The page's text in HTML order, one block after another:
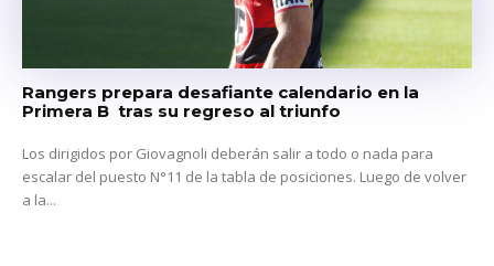
Rangers prepara desafiante calendario en la
Primera B tras su regreso al triunfo
Los dirigidos por Giovagnoli deberán salir a todo o nada para
escalar del puesto N°11 de la tabla de posiciones. Luego de volver
a la...